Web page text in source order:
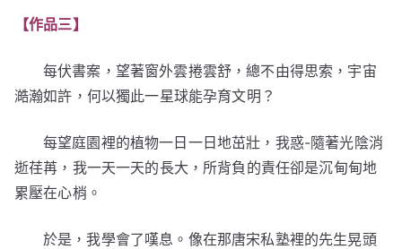
【作品三】
每伏書案，望著窗外雲捲雲舒，總不由得思索，宇宙
澔瀚如許，何以獨此一星球能孕育文明？
每望庭園裡的植物一日一日地茁壯，我惑-隨著光陰消
逝荏苒，我一天一天的長大，所背負的責任卻是沉甸甸地
累壓在心梢。
於是，我學會了嘆息。像在那唐宋私塾裡的先生晃頭